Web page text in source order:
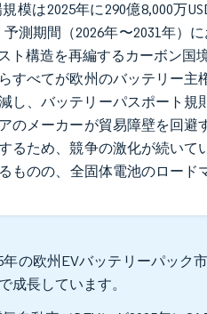
は2025年に290億8,000万
測期間（2026年〜2031年）
ト構造を再編するカーボン
すべてが欧州のバッテリー
し、バッテリーパスポート
のメーカーが貿易障壁を回
るため、競争の激化が続い
ものの、全固体電池のロー
の欧州EVバッテリーパック
成長しています。